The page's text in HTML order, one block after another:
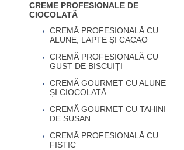
CREME PROFESIONALE DE
CIOCOLATĂ
CREMĂ PROFESIONALĂ CU
ALUNE, LAPTE ȘI CACAO
CREMĂ PROFESIONALĂ CU
GUST DE BISCUIȚI
CREMĂ GOURMET CU ALUNE
ȘI CIOCOLATĂ
CREMĂ GOURMET CU TAHINI
DE SUSAN
CREMĂ PROFESIONALĂ CU
FISTIC